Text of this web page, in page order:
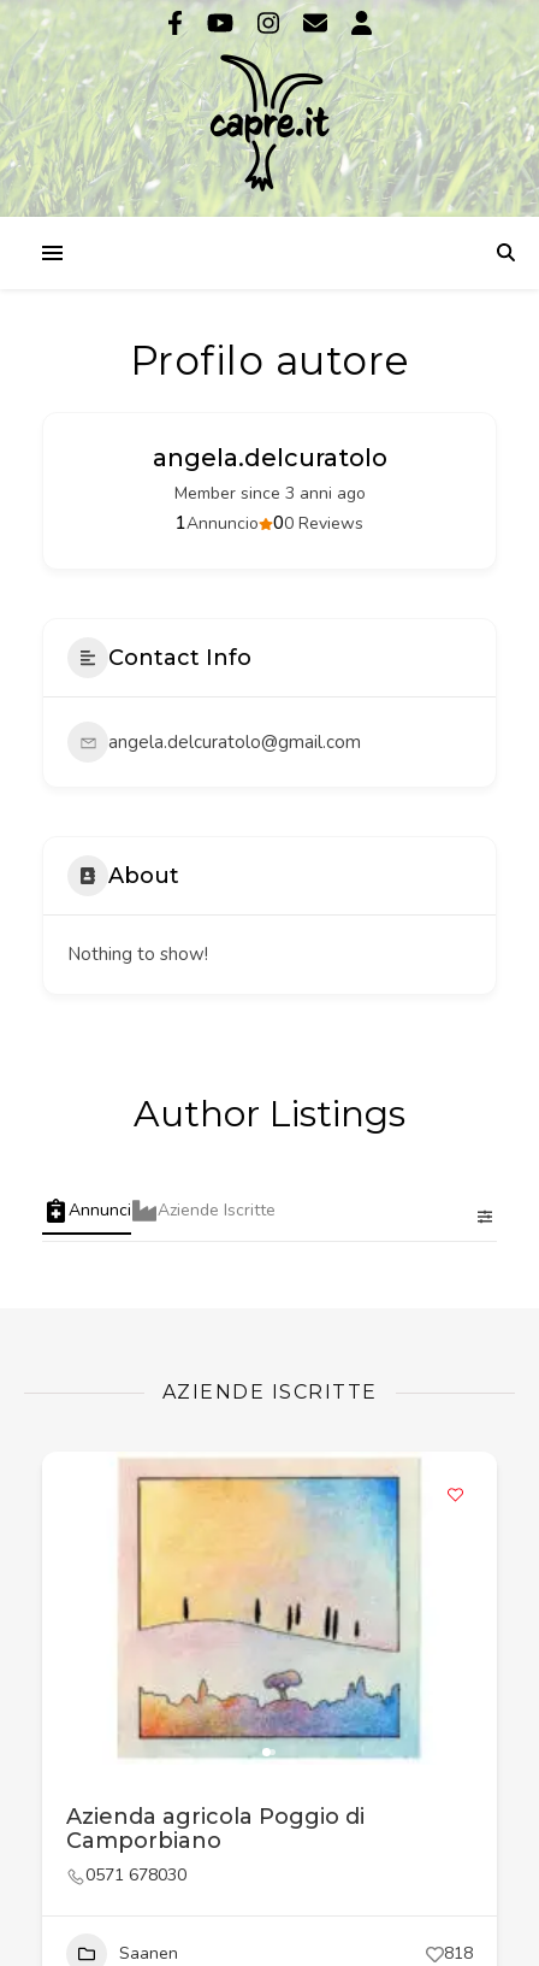
Profilo autore
angela.delcuratolo
Member since 3 anni ago
00 Reviews
1Annuncio
Contact Info
angela.delcuratolo@gmail.com
About
Nothing to show!
Author Listings
Annunci Aziende Iscritte
AZIENDE ISCRITTE
Azienda agricola Poggio di
Camporbiano
0571 678030
Saanen 818